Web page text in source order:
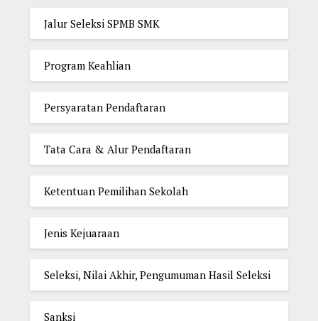
Jalur Seleksi SPMB SMK
Program Keahlian
Persyaratan Pendaftaran
Tata Cara & Alur Pendaftaran
Ketentuan Pemilihan Sekolah
Jenis Kejuaraan
Seleksi, Nilai Akhir, Pengumuman Hasil Seleksi
Sanksi